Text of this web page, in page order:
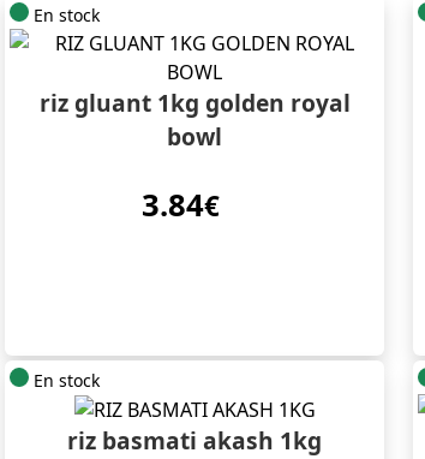
En stock
riz gluant 1kg golden royal
bowl
3.84€
En stock
riz basmati akash 1kg